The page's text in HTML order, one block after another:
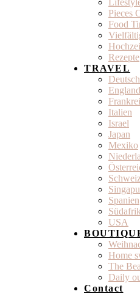
Pieces
Food
Rezepte
TRAVEL
England
Italien
Israel
Japan
Mexiko
Spanien
USA
Home
The
Daily
Contact